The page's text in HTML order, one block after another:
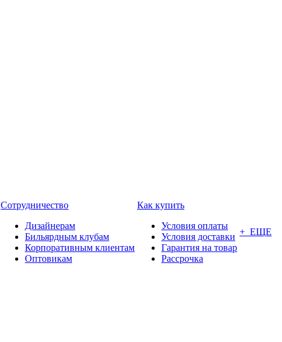
Сотрудничество
Дизайнерам
Бильярдным клубам
Корпоративным клиентам
Оптовикам
Как купить
Условия оплаты
Условия доставки
Гарантия на товар
Рассрочка
+ ЕЩЕ